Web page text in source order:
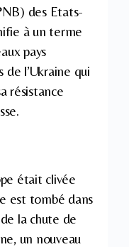
des Etats-
à un terme
pays
de l’Ukraine qui
résistance
était clivée
est tombé dans
la chute de
un nouveau